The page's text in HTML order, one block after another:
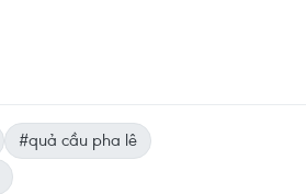
#quả cầu pha lê